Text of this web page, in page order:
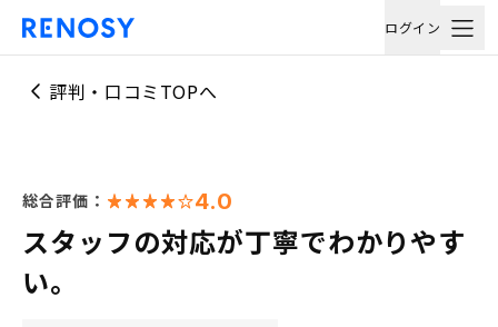
ログイン
評判・口コミTOPへ
総合評価： 4.0
スタッフの対応が丁寧でわかりやす
い。